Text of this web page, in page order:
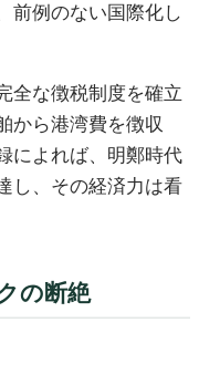
前例のない国際化し
全な徴税制度を確立
から港湾費を徴収
によれば、明鄭時代
し、その経済力は看
の断絶